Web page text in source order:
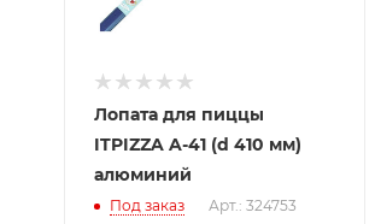
Лопата для пиццы
ITPIZZA A-41 (d 410 мм)
алюминий
Под заказ Арт.: 324753